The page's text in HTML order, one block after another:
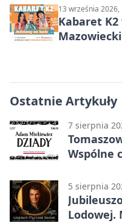
13 września 2026,
Kabaret K2
Ostatnie Artykuły
7 sierpnia
Wspólne
5 sierpnia
Lodowej.